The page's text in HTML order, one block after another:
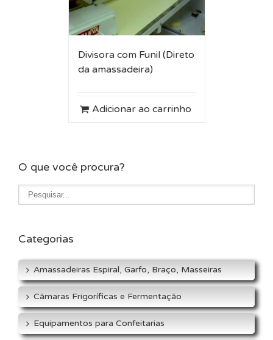
Divisora com Funil (Direto
da amassadeira)
Adicionar ao carrinho
O que você procura?
Categorias
Amassadeiras Espiral, Garfo, Braço, Masseiras
Cãmaras Frigoríficas e Fermentação
Equipamentos para Confeitarias